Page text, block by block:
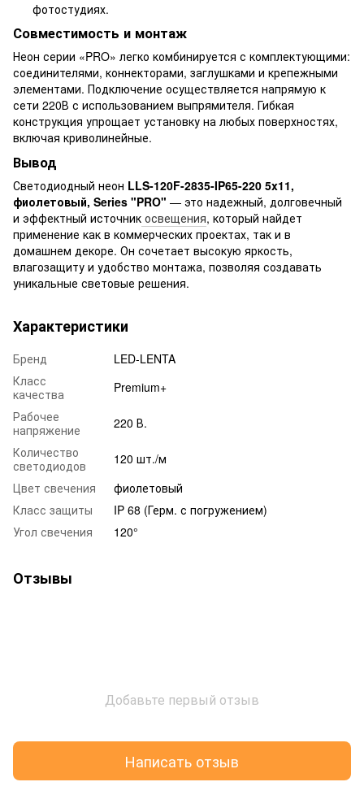
фотостудиях.
Совместимость и монтаж
Неон серии «PRO» легко комбинируется с комплектующими:
соединителями, коннекторами, заглушками и крепежными
элементами. Подключение осуществляется напрямую к
сети 220В с использованием выпрямителя. Гибкая
конструкция упрощает установку на любых поверхностях,
включая криволинейные.
Вывод
Светодиодный неон LLS-120F-2835-IP65-220 5x11,
фиолетовый, Series "PRO" — это надежный, долговечный
и эффектный источник освещения, который найдет
применение как в коммерческих проектах, так и в
домашнем декоре. Он сочетает высокую яркость,
влагозащиту и удобство монтажа, позволяя создавать
уникальные световые решения.
Характеристики
Бренд
LED-LENTA
Класс
качества
Premium+
Рабочее
напряжение
220 В.
Количество
светодиодов
120 шт./м
Цвет свечения
фиолетовый
Класс защиты
IP 68 (Герм. с погружением)
Угол свечения
120°
Отзывы
Добавьте первый отзыв
Написать отзыв